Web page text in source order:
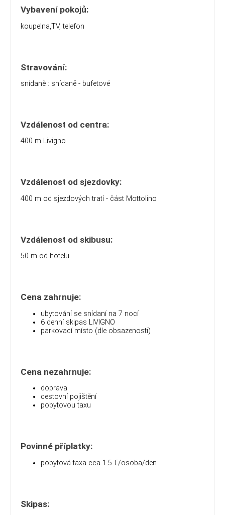
Vybavení pokojů:
koupelna,TV, telefon
Stravování:
snídaně : snídaně - bufetové
Vzdálenost od centra:
400 m Livigno
Vzdálenost od sjezdovky:
400 m od sjezdových tratí - část Mottolino
Vzdálenost od skibusu:
50 m od hotelu
Cena zahrnuje:
ubytování se snídaní na 7 nocí
6 denní skipas LIVIGNO
parkovací místo (dle obsazenosti)
Cena nezahrnuje:
doprava
cestovní pojištění
pobytovou taxu
Povinné příplatky:
pobytová taxa cca 1.5 €/osoba/den
Skipas: